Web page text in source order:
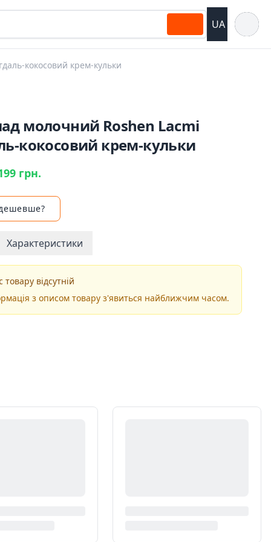
UA
кокосовий крем-кульки
молочний Roshen Lacmi
кокосовий крем-кульки
грн.
Характеристики
товару відсутній
з описом товару з'явиться найближчим часом.